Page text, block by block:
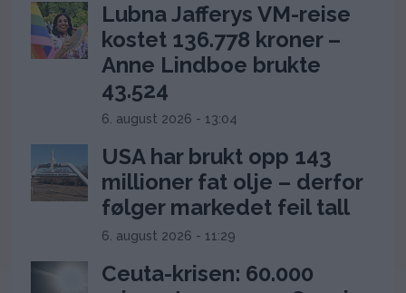
Lubna Jafferys VM-reise
kostet 136.778 kroner –
Anne Lindboe brukte
43.524
6. august 2026 - 13:04
USA har brukt opp 143
millioner fat olje – derfor
følger markedet feil tall
6. august 2026 - 11:29
Ceuta-krisen: 60.000